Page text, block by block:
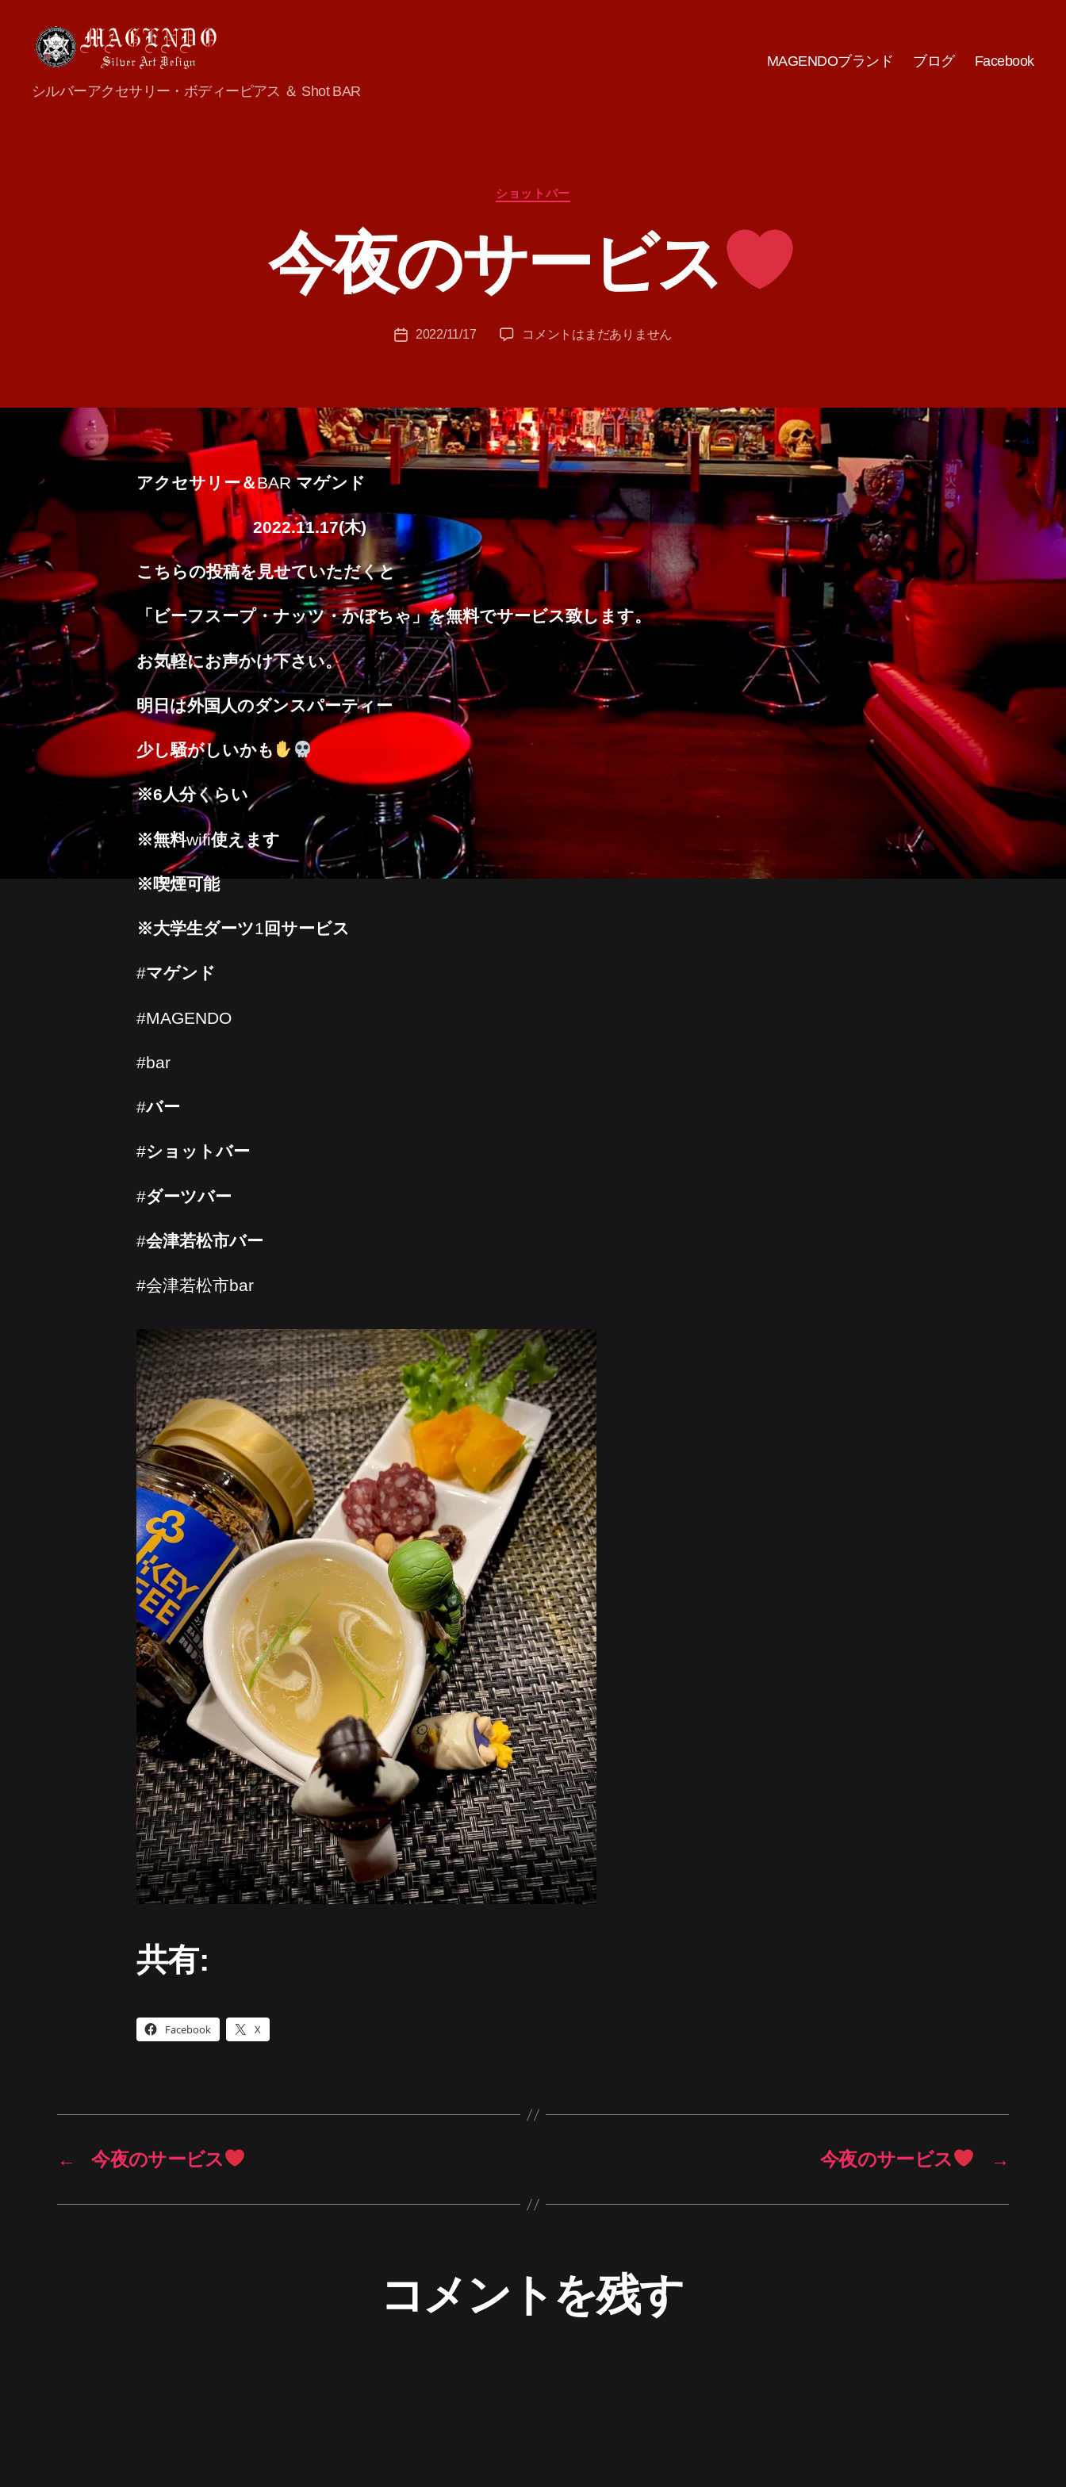
MAGENDO
JAPAN
シルバーアクセサリー・ボディーピアス ＆ Shot BAR
MAGENDOブランド ブログ Facebook
カ
テ
ー
ショットバー
今夜のサービス
作
T
投
2022/11/17
今
ー
ビ
ス
コメントはまだありません
アクセサリー＆BAR マゲンド
2022.11.17(木)
こちらの投稿を見せていただくと
「ビーフスープ・ナッツ・かぼちゃ」を無料でサービス致します。
お気軽にお声かけ下さい。
明日は外国人のダンスパーティー
少し騒がしいかも
※6 人分くらい
※無料wifi使えます
※喫煙可能
※大学生ダーツ1 回サービス
#マゲンド
#MAGENDO
#bar
#バー
#ショットバー
#ダーツバー
#会津若松市バー
#会津若松市bar
共有:
Facebook X
← 今夜のサービス →
今夜のサービス
コメントを残す